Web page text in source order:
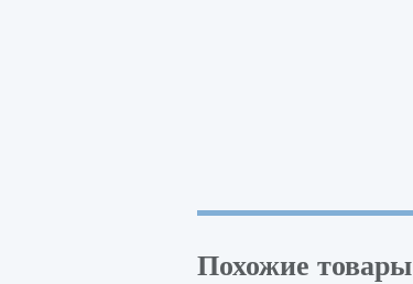
Похожие товары